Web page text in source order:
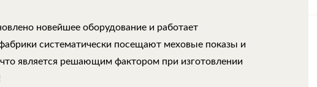
новейшее оборудование и работает
систематически посещают меховые показы и
является решающим фактором при изготовлении